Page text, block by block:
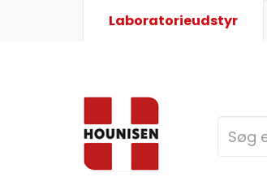
Laboratorieudstyr